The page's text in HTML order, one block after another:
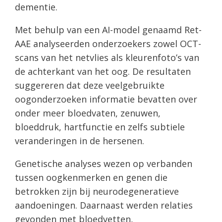
dementie.
Met behulp van een AI-model genaamd Ret-
AAE analyseerden onderzoekers zowel OCT-
scans van het netvlies als kleurenfoto’s van
de achterkant van het oog. De resultaten
suggereren dat deze veelgebruikte
oogonderzoeken informatie bevatten over
onder meer bloedvaten, zenuwen,
bloeddruk, hartfunctie en zelfs subtiele
veranderingen in de hersenen.
Genetische analyses wezen op verbanden
tussen oogkenmerken en genen die
betrokken zijn bij neurodegeneratieve
aandoeningen. Daarnaast werden relaties
gevonden met bloedvetten,